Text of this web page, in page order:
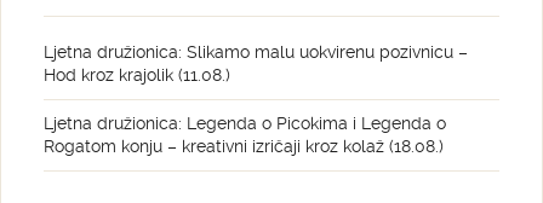
Ljetna družionica: Slikamo malu uokvirenu pozivnicu –
Hod kroz krajolik (11.08.)
Ljetna družionica: Legenda o Picokima i Legenda o
Rogatom konju – kreativni izričaji kroz kolaž (18.08.)